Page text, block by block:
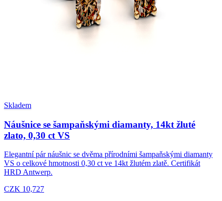
Skladem
Náušnice se šampaňskými diamanty, 14kt žluté
zlato, 0,30 ct VS
Elegantní pár náušnic se dvěma přírodními šampaňskými diamanty
VS o celkové hmotnosti 0,30 ct ve 14kt žlutém zlatě. Certifikát
HRD Antwerp.
CZK 10,727